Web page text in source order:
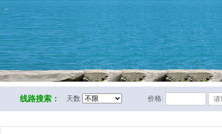
线路搜索： 天数 价格: